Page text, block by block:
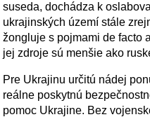
suseda, dochádza k
ukrajinských území stále
žongluje s pojmami de facto
jej zdroje sú menšie ako
Pre Ukrajinu určitú nádej
reálne poskytnú
pomoc Ukrajine. Bez